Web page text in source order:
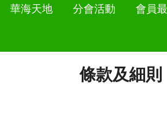
華海天地 分會活動 會員
條款及細則